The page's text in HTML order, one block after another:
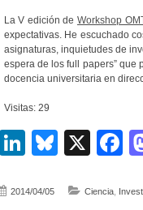
La V edición de Workshop
expectativas. He escuchado
asignaturas, inquietudes de
espera de los full papers” que
docencia universitaria en
Visitas: 29
LinkedIn
X
2014/04/05 Ciencia,